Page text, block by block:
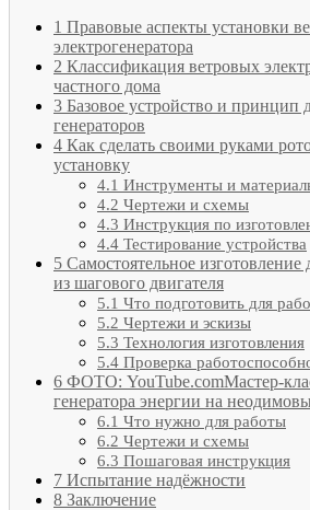
1 Правовые аспекты установки
электрогенератора
2 Классификация ветровых
частного дома
3 Базовое устройство и принцип
генераторов
4 Как сделать своими руками
установку
4.1 Инструменты и
4.2 Чертежи и схемы
4.3 Инструкция по
4.4 Тестирование устройства
5 Самостоятельное
из шагового двигателя
5.1 Что подготовить для
5.2 Чертежи и эскизы
5.3 Технология изготовления
5.4 Проверка
6 ФОТО: YouTube.comМастер-
генератора энергии на
6.1 Что нужно для работы
6.2 Чертежи и схемы
6.3 Пошаговая инструкция
7 Испытание надёжности
8 Заключение